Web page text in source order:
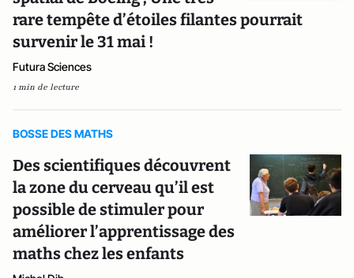
rare tempête d’étoiles filantes pourrait
survenir le 31 mai !
Futura Sciences
1 min de lecture
BOSSE DES MATHS
Des scientifiques découvrent
la zone du cerveau qu’il est
possible de stimuler pour
améliorer l’apprentissage des
maths chez les enfants